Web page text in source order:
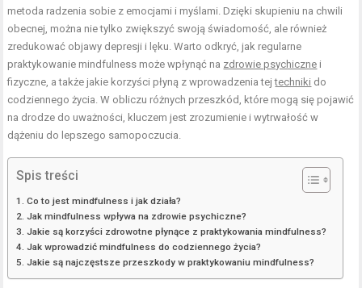
metoda radzenia sobie z emocjami i myślami. Dzięki skupieniu na chwili
obecnej, można nie tylko zwiększyć swoją świadomość, ale również
zredukować objawy depresji i lęku. Warto odkryć, jak regularne
praktykowanie mindfulness może wpłynąć na zdrowie psychiczne i
fizyczne, a także jakie korzyści płyną z wprowadzenia tejtechniki do
codziennego życia. W obliczu różnych przeszkód, które mogą się pojawić
na drodze do uważności, kluczem jest zrozumienie i wytrwałość w
dążeniu do lepszego samopoczucia.
Spis treści
Co to jest mindfulness i jak działa?
Jak mindfulness wpływa na zdrowie psychiczne?
Jakie są korzyści zdrowotne płynące z praktykowania mindfulness?
Jak wprowadzić mindfulness do codziennego życia?
Jakie są najczęstsze przeszkody w praktykowaniu mindfulness?